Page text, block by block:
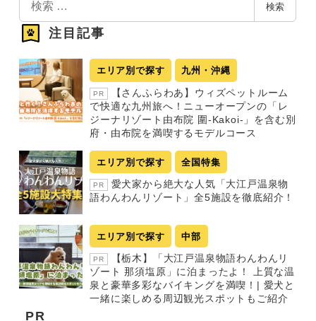
索
検索
注目記事
エリア別で探す 九州・沖縄
PR
【さんふらわあ】ウィズペットルーム
で快適な九州旅へ！ニューオープンの「レ
ジーナリゾート由布院 圍-Kakoi-」を含む別
府・由布院を満喫するモデルコース
エリア別で探す 全国特集
PR
愛犬家から絶大な人気「大江戸温泉物
語わんわんリゾート」全5施設を徹底紹介！
エリア別で探す 中部
PR
【栃木】「大江戸温泉物語わんわんリ
ゾート 那須塩原」に泊まったよ！ 上質な温
泉と豪華多彩なバイキングを満喫！| 愛犬と
一緒に楽しめる周辺観光スポットもご紹介
PR